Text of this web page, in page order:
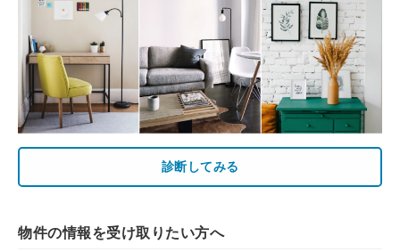
診断してみる
物件の情報を受け取りたい方へ